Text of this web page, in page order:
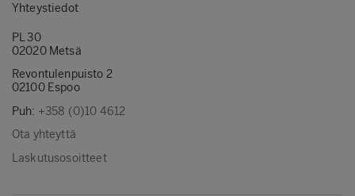
Yhteystiedot
PL 30
02020 Metsä
Revontulenpuisto 2
02100 Espoo
Puh: +358 (0)10 4612
Ota yhteyttä
Laskutusosoitteet